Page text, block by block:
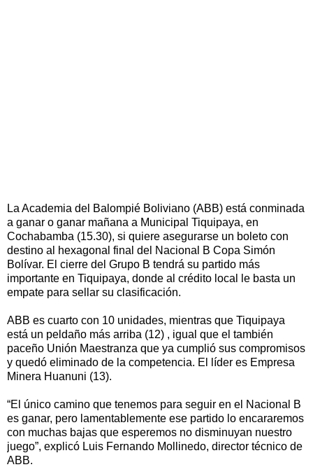
La Academia del Balompié Boliviano (ABB) está conminada
a ganar o ganar mañana a Municipal Tiquipaya, en
Cochabamba (15.30), si quiere asegurarse un boleto con
destino al hexagonal final del Nacional B Copa Simón
Bolívar. El cierre del Grupo B tendrá su partido más
importante en Tiquipaya, donde al crédito local le basta un
empate para sellar su clasificación.
ABB es cuarto con 10 unidades, mientras que Tiquipaya
está un peldaño más arriba (12) , igual que el también
paceño Unión Maestranza que ya cumplió sus compromisos
y quedó eliminado de la competencia. El líder es Empresa
Minera Huanuni (13).
“El único camino que tenemos para seguir en el Nacional B
es ganar, pero lamentablemente ese partido lo encararemos
con muchas bajas que esperemos no disminuyan nuestro
juego”, explicó Luis Fernando Mollinedo, director técnico de
ABB.